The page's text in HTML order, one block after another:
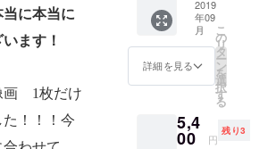
に本当に
ます！
画 1枚だけ
！！！ 今
る可能
性があ
ります
が、展
覧会の
いただ
けます
でご案
彩の作
品を沢
山の
い！な
ので今
ス・み
かんサ
ダー・
寒天
ジュ
レ】1箱
100％
ピュア
2019
年09
月
詳細を見る
こ
の
リ
タ
ー
ン
を
選
択
す
る
5,4
00 円
残り3